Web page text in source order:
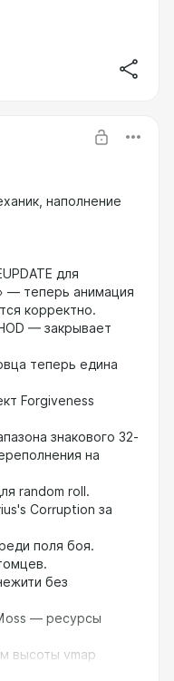
else-после-return,
при подсчёте
наполнение
для
— теперь анимация
корректно.
— закрывает
теперь едина
Forgiveness
знакового 32-
на
random roll.
Corruption за
поля боя.
без
— ресурсы
высоты vmap